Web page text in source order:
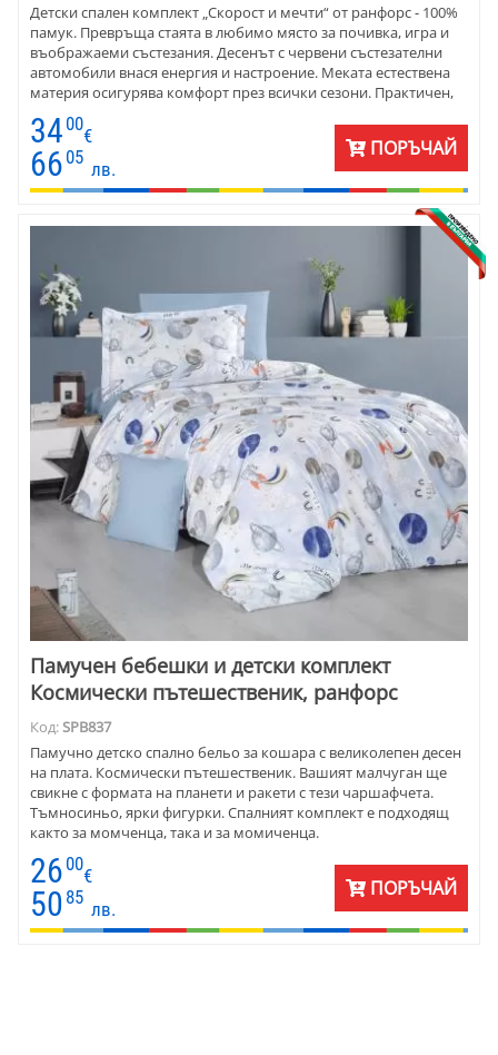
Детски спален комплект „Скорост и мечти“ от ранфорс - 100%
памук. Превръща стаята в любимо място за почивка, игра и
въображаеми състезания. Десенът с червени състезателни
автомобили внася енергия и настроение. Меката естествена
материя осигурява комфорт през всички сезони. Практичен,
свеж и впечатляващ избор за детска стая с характер.
34 00
€
66 05
лв.
ПОРЪЧАЙ
Памучен бебешки и детски комплект
Космически пътешественик, ранфорс
Код:SPB837
Памучно детско спално бельо за кошара с великолепен десен
на плата. Космически пътешественик. Вашият малчуган ще
свикне с формата на планети и ракети с тези чаршафчета.
Тъмносиньо, ярки фигурки. Спалният комплект е подходящ
както за момченца, така и за момиченца.
26 00
€
50 85
лв.
ПОРЪЧАЙ